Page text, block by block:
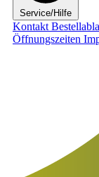
Service/Hilfe
Kontakt
Öffnungszeiten